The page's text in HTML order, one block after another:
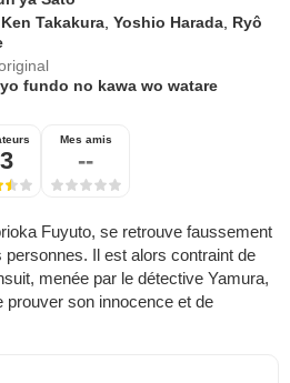
Ken Takakura ,Yoshio Harada Ryô
fundo no kawa wo watare
Mes amis
--
Fuyuto, se retrouve faussement
Il est alors contraint de
menée par le détective Yamura,
prouver son innocence et de